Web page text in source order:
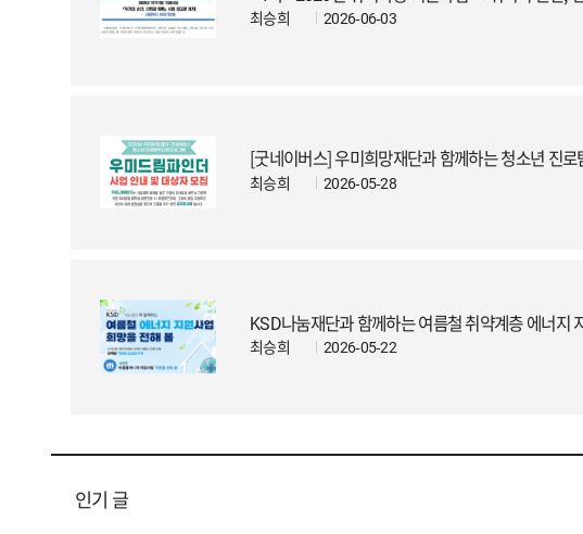
최승희 2026-06-03
[굿네이버스] 우미희망재단과 함께하는 청소년 진
최승희 2026-05-28
KSD나눔재단과 함께하는 여름철 취약계층 에너지
최승희 2026-05-22
인기 글